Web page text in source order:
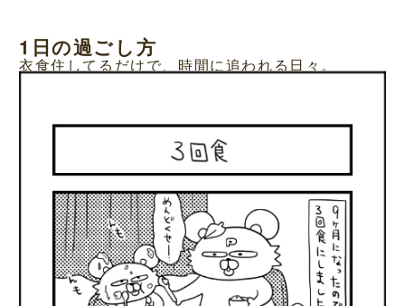
1日の過ごし方
衣食住してるだけで、時間に追われる日々。